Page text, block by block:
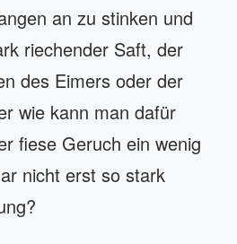
an zu stinken und
riechender Saft, der
des Eimers oder der
wie kann man dafür
fiese Geruch ein wenig
nicht erst so stark